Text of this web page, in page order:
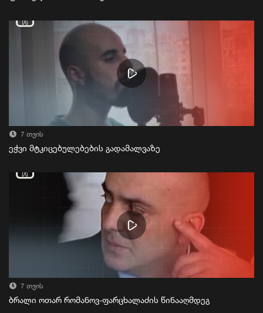
7 თვის
ეჭვი მტკიცებულებების გადამალვაზე
7 თვის
ბრალი ოთარ რომანოვ-ფარცხალაძის წინააღმდეგ